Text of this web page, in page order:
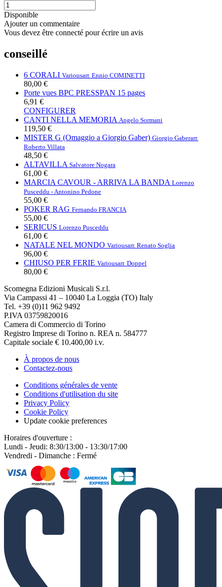
Disponible
Ajouter un commentaire
Vous devez être connecté pour écrire un avis
conseillé
6 CORALI Variousarr. Ennio COMINETTI
80,00 €
Porte vues BPC PRESSPAN 15 pages
6,91 €
CONFIGURER
CANTI NELLA MEMORIA Angelo Sormani
119,50 €
MISTER G (Omaggio a Giorgio Gaber) Giorgio Gaberarr.
Roberto Villata
48,50 €
ALTAVILLA Salvatore Nogara
61,00 €
MARCIA CAVOUR - ARRIVA LA BANDA Lorenzo
Pusceddu - Antonino Pedone
55,00 €
POKER RAG Fernando FRANCIA
55,00 €
SERICUS Lorenzo Pusceddu
61,00 €
NATALE NEL MONDO Variousarr. Renato Soglia
96,00 €
CHIUSO PER FERIE Variousarr. Doppel
80,00 €
Scomegna Edizioni Musicali S.r.l.
Via Campassi 41 – 10040 La Loggia (TO) Italy
Tel. +39 (0)11 962 9492
P.IVA 03759820016
Camera di Commercio di Torino
Registro Imprese di Torino n. REA n. 584777
Capitale sociale € 10.400,00 i.v.
À propos de nous
Contactez-nous
Conditions générales de vente
Conditions d'utilisation du site
Privacy Policy
Cookie Policy
Update cookie preferences
Horaires d'ouverture :
Lundi - Jeudi: 8:30/13:00 - 13:30/17:00
Vendredi - Dimanche : Fermé